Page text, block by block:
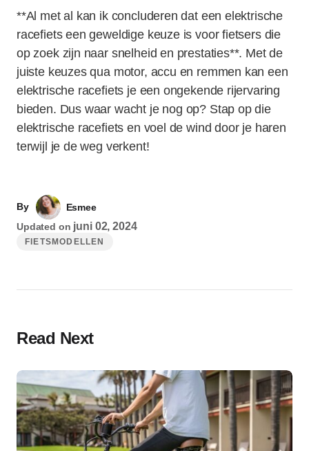
**Al met al kan ik concluderen dat een elektrische
racefiets een geweldige keuze is voor fietsers die
op zoek zijn naar snelheid en prestaties**. Met de
juiste keuzes qua motor, accu en remmen kan een
elektrische racefiets je een ongekende rijervaring
bieden. Dus waar wacht je nog op? Stap op die
elektrische racefiets en voel de wind door je haren
terwijl je de weg verkent!
By
Esmee
Updated on juni 02, 2024
FIETSMODELLEN
Read Next